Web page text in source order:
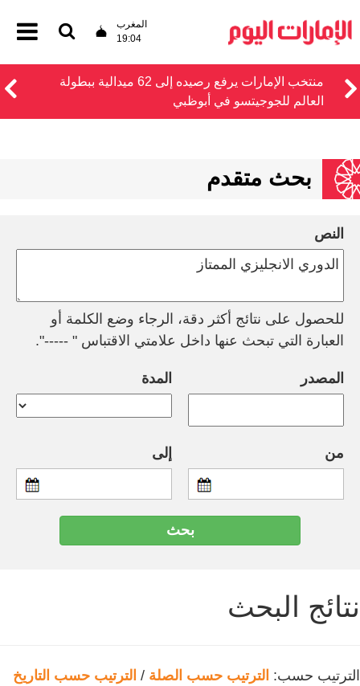
المغرب
19:04
منتخب الإمارات يرفع رصيده إلى 62 ميدالية ببطولة
العالم للجوجيتسو في أبوظبي
بحث متقدم
النص
للحصول على نتائج أكثر دقة، الرجاء وضع الكلمة أو
العبارة التي تبحث عنها داخل علامتي الاقتباس " -----".
المصدر المدة
من إلى
نتائج البحث
الترتيب حسب: الترتيب حسب الصلة / الترتيب حسب التاريخ